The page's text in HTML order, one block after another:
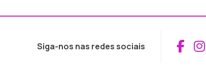
Siga-nos nas redes sociais